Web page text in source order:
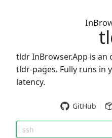
tldr InBrowser.App is an
tldr-pages. Fully runs in
latency.
GitHub
ssh